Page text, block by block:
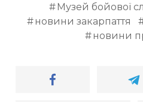
Музей бойової
новини закарпаття
новини